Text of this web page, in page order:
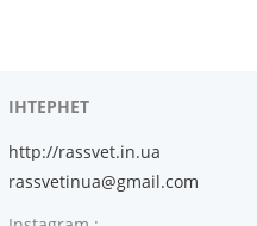
http://rassvet.in.ua
rassvetinua@gmail.com